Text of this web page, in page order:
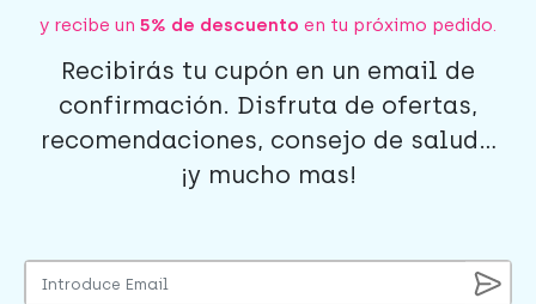
y recibe un 5% de descuento en tu próximo pedido.
Recibirás tu cupón en un email de
confirmación. Disfruta de ofertas,
recomendaciones, consejo de salud...
¡y mucho mas!